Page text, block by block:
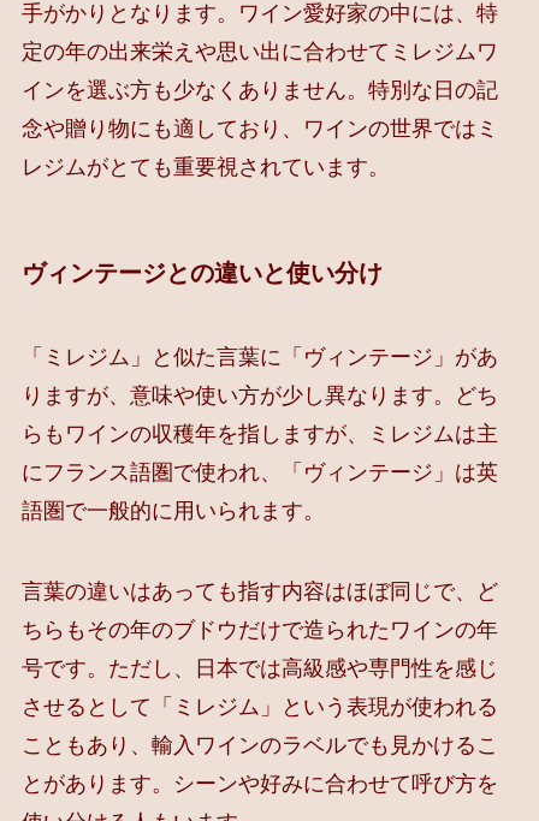
手がかりとなります。ワイン愛好家の中には、特
定の年の出来栄えや思い出に合わせてミレジムワ
インを選ぶ方も少なくありません。特別な日の記
念や贈り物にも適しており、ワインの世界ではミ
レジムがとても重要視されています。
ヴィンテージとの違いと使い分け
「ミレジム」と似た言葉に「ヴィンテージ」があ
りますが、意味や使い方が少し異なります。どち
らもワインの収穫年を指しますが、ミレジムは主
にフランス語圏で使われ、「ヴィンテージ」は英
語圏で一般的に用いられます。
言葉の違いはあっても指す内容はほぼ同じで、ど
ちらもその年のブドウだけで造られたワインの年
号です。ただし、日本では高級感や専門性を感じ
させるとして「ミレジム」という表現が使われる
こともあり、輸入ワインのラベルでも見かけるこ
とがあります。シーンや好みに合わせて呼び方を